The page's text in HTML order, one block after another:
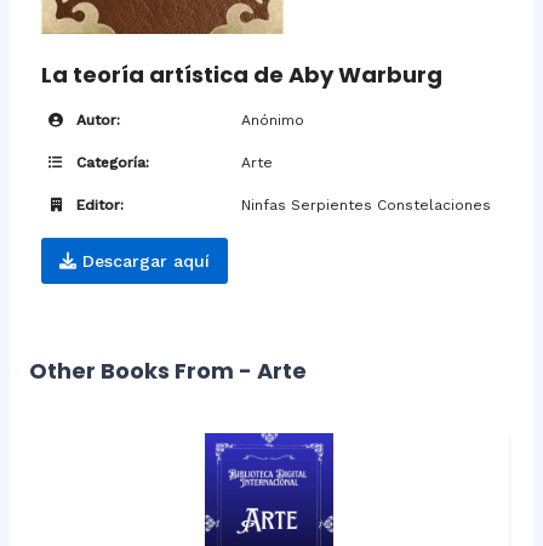
La teoría artística de Aby Warburg
Autor: Anónimo
Categoría: Arte
Editor: Ninfas Serpientes Constelaciones
Descargar aquí
Other Books From - Arte